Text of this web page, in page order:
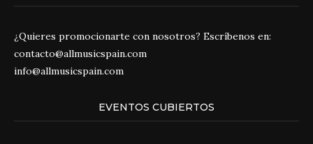
¿Quieres promocionarte con nosotros? Escríbenos en:
contacto@allmusicspain.com
info@allmusicspain.com
EVENTOS CUBIERTOS